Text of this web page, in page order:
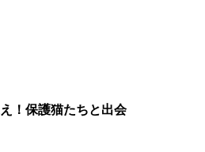
！保護猫たちと出会